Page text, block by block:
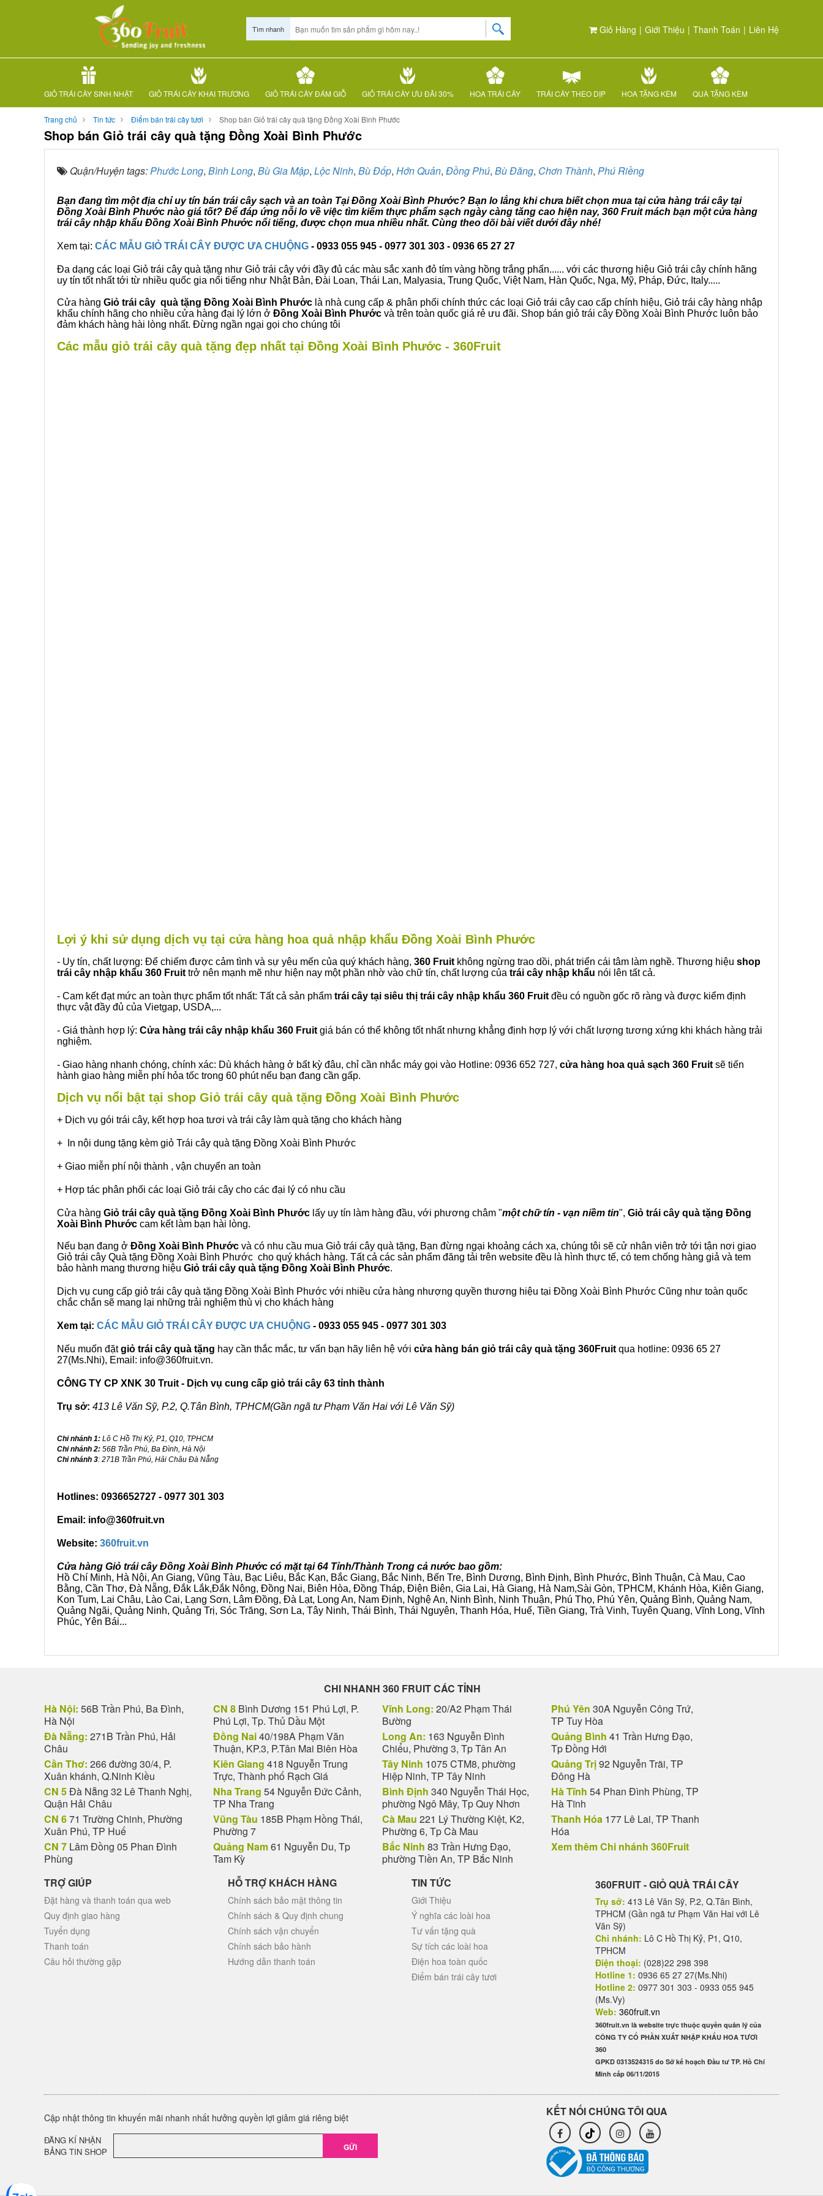
Giỏ Hàng | Giới Thiệu | Thanh Toán | Liên Hệ
Tìm nhanh
GIỎ TRÁI CÂY SINH NHẬT GIỎ TRÁI CÂY KHAI TRƯƠNG GIỎ TRÁI CÂY ĐÁM GIỖ GIỎ TRÁI CÂY ƯU ĐÃI 30% HOA TRÁI CÂY TRÁI CÂY THEO DỊP HOA TẶNG KÈM QUÀ TẶNG KÈM
Trang chủ Tin tức Điểm bán trái cây tươi Shop bán Giỏ trái cây quà tặng Đồng Xoài Bình Phước
Shop bán Giỏ trái cây quà tặng Đồng Xoài Bình Phước
Quận/Huyện tags:Phước Long, Bình Long, Bù Gia Mập, Lộc Ninh, Bù Đốp, Hớn Quản, Đồng Phú, Bù Đăng, Chơn Thành, Phú Riềng
Bạn đang tìm một địa chỉ uy tín bán trái cây sạch và an toàn Tại Đồng Xoài Bình Phước? Bạn lo lắng khi chưa biết chọn mua tại cửa hàng trái cây tại
Đồng Xoài Bình Phước nào giá tốt? Để đáp ứng nỗi lo về việc tìm kiếm thực phẩm sạch ngày càng tăng cao hiện nay, 360 Fruit mách bạn một cửa hàng
trái cây nhập khẩu Đồng Xoài Bình Phước nổi tiếng, được chọn mua nhiều nhất. Cùng theo dõi bài viết dưới đây nhé!
Xem tại: CÁC MẪU GIỎ TRÁI CÂY ĐƯỢC ƯA CHUỘNG - 0933 055 945 - 0977 301 303 - 0936 65 27 27
Đa dạng các loại Giỏ trái cây quà tặng như Giỏ trái cây với đầy đủ các màu sắc xanh đỏ tím vàng hồng trắng phấn...... với các thương hiệu Giỏ trái cây chính hãng
uy tín tốt nhất tới từ nhiều quốc gia nổi tiếng như Nhật Bản, Đài Loan, Thái Lan, Malyasia, Trung Quốc, Việt Nam, Hàn Quốc, Nga, Mỹ, Pháp, Đức, Italy.....
Cửa hàng Giỏ trái cây quà tặng Đồng Xoài Bình Phước là nhà cung cấp & phân phối chính thức các loại Giỏ trái cây cao cấp chính hiệu, Giỏ trái cây hàng nhập
khẩu chính hãng cho nhiều cửa hàng đại lý lớn ở Đồng Xoài Bình Phước và trên toàn quốc giá rẻ ưu đãi. Shop bán giỏ trái cây Đồng Xoài Bình Phước luôn bảo
đảm khách hàng hài lòng nhất. Đừng ngần ngại gọi cho chúng tôi
Các mẫu giỏ trái cây quà tặng đẹp nhất tại Đồng Xoài Bình Phước - 360Fruit
Lợi ý khi sử dụng dịch vụ tại cửa hàng hoa quả nhập khẩu Đồng Xoài Bình Phước
- Uy tín, chất lượng: Để chiếm được cảm tình và sự yêu mến của quý khách hàng, 360 Fruit không ngừng trao dồi, phát triển cái tâm làm nghề. Thương hiệu shop
trái cây nhập khẩu 360 Fruit trở nên mạnh mẽ như hiện nay một phần nhờ vào chữ tín, chất lượng của trái cây nhập khẩu nói lên tất cả.
- Cam kết đạt mức an toàn thực phẩm tốt nhất: Tất cả sản phẩm trái cây tại siêu thị trái cây nhập khẩu 360 Fruit đều có nguồn gốc rõ ràng và được kiểm định
thực vật đầy đủ của Vietgap, USDA,...
- Giá thành hợp lý: Cửa hàng trái cây nhập khẩu 360 Fruit giá bán có thể không tốt nhất nhưng khẳng định hợp lý với chất lượng tương xứng khi khách hàng trải
nghiệm.
- Giao hàng nhanh chóng, chính xác: Dù khách hàng ở bất kỳ đâu, chỉ cần nhắc máy gọi vào Hotline: 0936 652 727, cửa hàng hoa quả sạch 360 Fruit sẽ tiến
hành giao hàng miễn phí hỏa tốc trong 60 phút nếu bạn đang cần gấp.
Dịch vụ nổi bật tại shop Giỏ trái cây quà tặng Đồng Xoài Bình Phước
+ Dịch vụ gói trái cây, kết hợp hoa tươi và trái cây làm quà tặng cho khách hàng
+ In nội dung tặng kèm giỏ Trái cây quà tặng Đồng Xoài Bình Phước
+ Giao miễn phí nội thành , vận chuyển an toàn
+ Hợp tác phân phối các loại Giỏ trái cây cho các đại lý có nhu cầu
Cửa hàng Giỏ trái cây quà tặng Đồng Xoài Bình Phước lấy uy tín làm hàng đầu, với phương châm "một chữ tín - vạn niềm tin", Giỏ trái cây quà tặng Đồng
Xoài Bình Phước cam kết làm bạn hài lòng.
Nếu bạn đang ở Đồng Xoài Bình Phước và có nhu cầu mua Giỏ trái cây quà tặng, Bạn đừng ngại khoảng cách xa, chúng tôi sẽ cử nhân viên trở tới tận nơi giao
Giỏ trái cây Quà tặng Đồng Xoài Bình Phước cho quý khách hàng. Tất cả các sản phẩm đăng tải trên website đều là hình thực tế, có tem chống hàng giả và tem
bảo hành mang thương hiệu Giỏ trái cây quà tặng Đồng Xoài Bình Phước.
Dịch vụ cung cấp giỏ trái cây quà tặng Đồng Xoài Bình Phước với nhiều cửa hàng nhượng quyền thương hiệu tại Đồng Xoài Bình Phước Cũng như toàn quốc
chắc chắn sẽ mang lại những trải nghiệm thù vị cho khách hàng
Xem tại: CÁC MẪU GIỎ TRÁI CÂY ĐƯỢC ƯA CHUỘNG - 0933 055 945 - 0977 301 303
Nếu muốn đặtgiỏ trái cây quà tặng hay cần thắc mắc, tư vấn bạn hãy liên hệ với cửa hàng bán giỏ trái cây quà tặng 360Fruit qua hotline: 0936 65 27
27(Ms.Nhi), Email: info@360fruit.vn.
CÔNG TY CP XNK 30 Truit - Dịch vụ cung cấp giỏ trái cây 63 tỉnh thành
Trụ sở: 413 Lê Văn Sỹ, P.2, Q.Tân Bình, TPHCM(Gần ngã tư Phạm Văn Hai với Lê Văn Sỹ)
Chi nhánh 1: Lô C Hồ Thị Kỷ, P1, Q10, TPHCM
Chi nhánh 2: 56B Trần Phú, Ba Đình, Hà Nội
Chi nhánh 3: 271B Trần Phú, Hải Châu Đà Nẵng
Hotlines: 0936652727 - 0977 301 303
Email: info@360fruit.vn
Website: 360fruit.vn
Cửa hàng Giỏ trái cây Đồng Xoài Bình Phước có mặt tại 64 Tỉnh/Thành Trong cả nước bao gồm:
Hồ Chí Minh, Hà Nội, An Giang, Vũng Tàu, Bạc Liêu, Bắc Kạn, Bắc Giang, Bắc Ninh, Bến Tre, Bình Dương, Bình Định, Bình Phước, Bình Thuận, Cà Mau, Cao
Bằng, Cần Thơ, Đà Nẵng, Đắk Lắk,Đắk Nông, Đồng Nai, Biên Hòa, Đồng Tháp, Điện Biên, Gia Lai, Hà Giang, Hà Nam,Sài Gòn, TPHCM, Khánh Hòa, Kiên Giang,
Kon Tum, Lai Châu, Lào Cai, Lạng Sơn, Lâm Đồng, Đà Lạt, Long An, Nam Định, Nghệ An, Ninh Bình, Ninh Thuận, Phú Thọ, Phú Yên, Quảng Bình, Quảng Nam,
Quảng Ngãi, Quảng Ninh, Quảng Trị, Sóc Trăng, Sơn La, Tây Ninh, Thái Bình, Thái Nguyên, Thanh Hóa, Huế, Tiền Giang, Trà Vinh, Tuyên Quang, Vĩnh Long, Vĩnh
Phúc, Yên Bái...
CHI NHANH 360 FRUIT CÁC TỈNH
Hà Nội: 56B Trần Phú, Ba Đình,
Hà Nội
Đà Nẵng: 271B Trần Phú, Hải
Châu
Cần Thơ: 266 đường 30/4, P.
Xuân khánh, Q.Ninh Kiều
CN 5Đà Nẵng 32 Lê Thanh Nghị,
Quận Hải Châu
CN 671 Trường Chinh, Phường
Xuân Phú, TP Huế
CN 7 Lâm Đồng 05 Phan Đình
Phùng
CN 8 Bình Dương 151 Phú Lợi, P.
Phú Lợi, Tp. Thủ Dầu Một
Đồng Nai40/198A Phạm Văn
Thuận, KP.3, P.Tân Mai Biên Hòa
Kiên Giang 418 Nguyễn Trung
Trực, Thành phố Rạch Giá
Nha Trang 54 Nguyễn Đức Cảnh,
TP Nha Trang
Vũng Tàu 185B Phạm Hồng Thái,
Phường 7
Quảng Nam61 Nguyễn Du, Tp
Tam Kỳ
Vĩnh Long: 20/A2 Phạm Thái
Bường
Long An: 163 Nguyễn Đình
Chiểu, Phường 3, Tp Tân An
Tây Ninh 1075 CTM8, phường
Hiệp Ninh, TP Tây Ninh
Bình Định 340 Nguyễn Thái Học,
phường Ngô Mây, Tp Quy Nhơn
Cà Mau 221 Lý Thường Kiệt, K2,
Phường 6, Tp Cà Mau
Bắc Ninh 83 Trần Hưng Đạo,
phường Tiền An, TP Bắc Ninh
Phú Yên 30A Nguyễn Công Trứ,
TP Tuy Hòa
Quảng Bình 41 Trần Hưng Đạo,
Tp Đồng Hới
Quảng Trị92 Nguyễn Trãi, TP
Đông Hà
Hà Tĩnh 54 Phan Đình Phùng, TP
Hà Tĩnh
Thanh Hóa 177 Lê Lai, TP Thanh
Hóa
Xem thêm Chi nhánh 360Fruit
TRỢ GIÚP
Đặt hàng và thanh toán qua web
Quy định giao hàng
Tuyển dụng
Thanh toán
Câu hỏi thường gặp
HỖ TRỢ KHÁCH HÀNG
Chính sách bảo mật thông tin
Chính sách & Quy định chung
Chính sách vận chuyển
Chính sách bảo hành
Hướng dẫn thanh toán
TIN TỨC
Giới Thiệu
Ý nghĩa các loài hoa
Tư vấn tặng quà
Sự tích các loài hoa
Điện hoa toàn quốc
Điểm bán trái cây tươi
360FRUIT - GIỎ QUÀ TRÁI CÂY
Trụ sở: 413 Lê Văn Sỹ, P.2, Q.Tân Bình,
TPHCM (Gần ngã tư Phạm Văn Hai với Lê
Văn Sỹ)
Chi nhánh: Lô C Hồ Thị Kỷ, P1, Q10,
TPHCM
Điện thoại: (028)22 298 398
Hotline 1: 0936 65 27 27(Ms.Nhi)
Hotline 2: 0977 301 303 - 0933 055 945
(Ms.Vy)
Web: 360fruit.vn
360fruit.vn là website trực thuộc quyền quản lý của
CÔNG TY CỔ PHẦN XUẤT NHẬP KHẨU HOA TƯƠI
360
GPKD 0313524315 do Sở kế hoạch Đầu tư TP. Hồ Chí
Minh cấp 06/11/2015
Cập nhật thông tin khuyến mãi nhanh nhất hưởng quyền lợi giảm giá riêng biệt
ĐĂNG KÍ NHẬN
BẢNG TIN SHOP
GỬI
KẾT NỐI CHÚNG TÔI QUA